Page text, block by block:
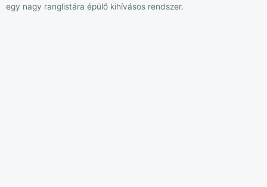
egy nagy ranglistára épülő kihívásos rendszer.